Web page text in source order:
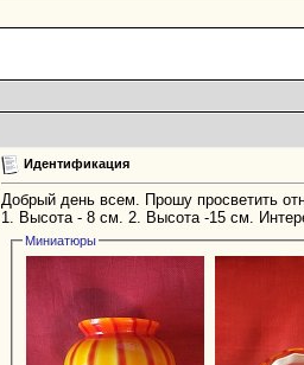
Идентификация
Добрый день всем. Прошу просветить
1. Высота - 8 см. 2. Высота -15 см.
Миниатюры